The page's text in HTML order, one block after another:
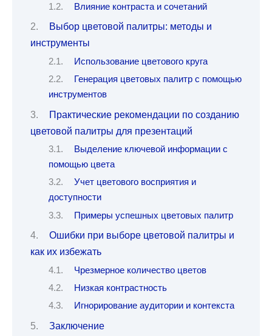
Влияние контраста и сочетаний
Выбор цветовой палитры: методы и
инструменты
Использование цветового круга
Генерация цветовых палитр с помощью
инструментов
Практические рекомендации по созданию
цветовой палитры для презентаций
Выделение ключевой информации с
помощью цвета
Учет цветового восприятия и
доступности
Примеры успешных цветовых палитр
Ошибки при выборе цветовой палитры и
как их избежать
Чрезмерное количество цветов
Низкая контрастность
Игнорирование аудитории и контекста
Заключение